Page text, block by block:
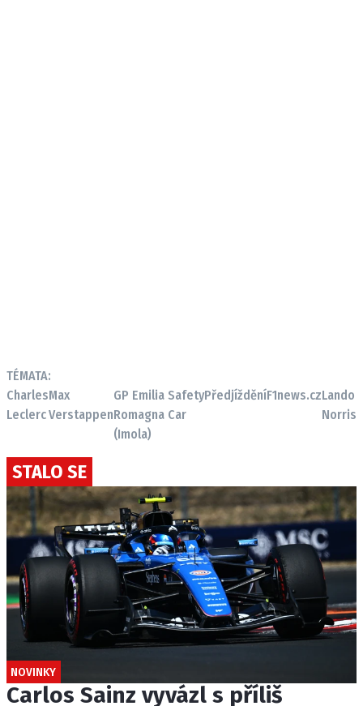
TÉMATA:
Charles
Leclerc
Max
Verstappen
GP Emilia
Romagna
(Imola)
Safety
Car
PředjížděníF1news.czLando
Norris
STALO SE
NOVINKY
Carlos Sainz vyvázl s příliš